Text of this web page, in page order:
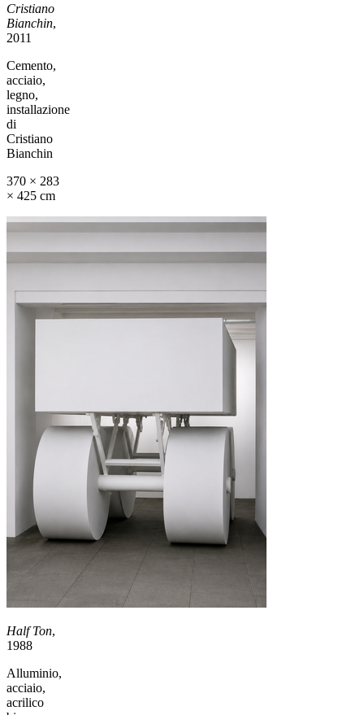
Cristiano
Bianchin,
2011
Cemento,
acciaio,
legno,
installazione
di
Cristiano
Bianchin
370 × 283
× 425 cm
Half Ton,
1988
Alluminio,
acciaio,
acrilico